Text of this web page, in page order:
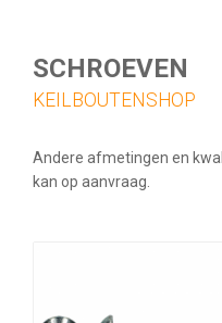
SCHROEVEN
KEILBOUTENSHOP
Andere afmetingen en
kan op aanvraag.